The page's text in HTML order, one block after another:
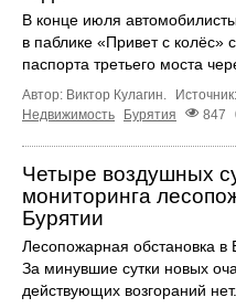
В конце июля
в паблике «Привет с колёс»
паспорта третьего моста
Автор: Виктор Кулагин. Источник:
Недвижимость
Бурятия 847
Четыре воздушных
мониторинга
Бурятии
Лесопожарная обстановка в
За минувшие сутки новых
действующих возгораний нет.